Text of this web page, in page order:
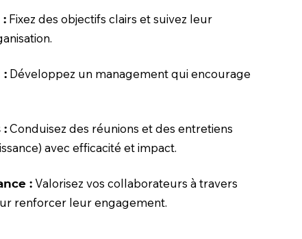
:Fixez des objectifs clairs et suivez leur
:Développez un management qui encourage
:Conduisez des réunions et des entretiens
avec efficacité et impact.
:Valorisez vos collaborateurs à travers
renforcer leur engagement.